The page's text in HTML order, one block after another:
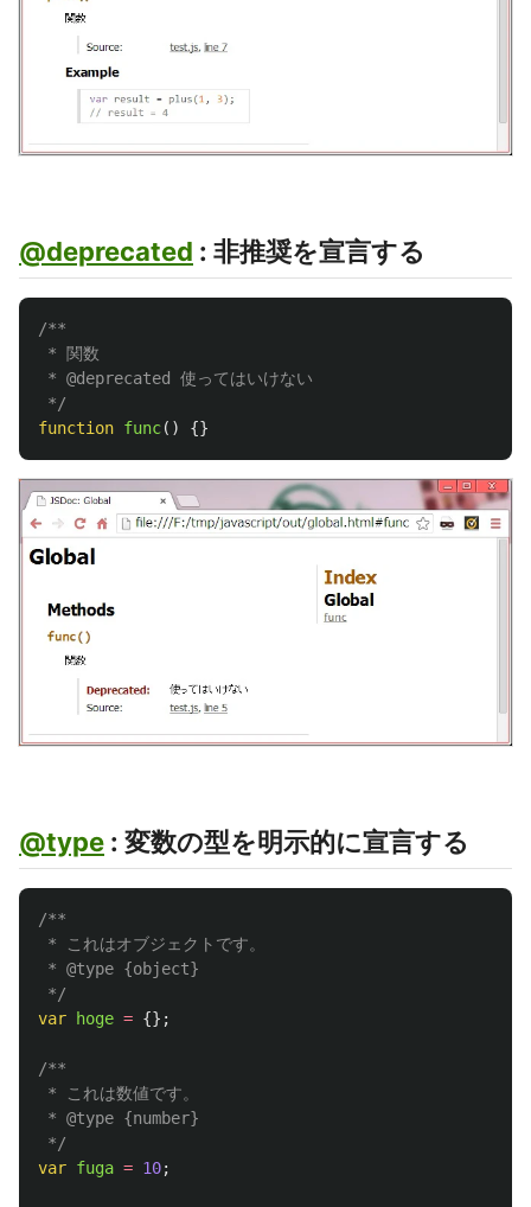
@deprecated : 非推奨を宣言する
/**
* 関数
* @deprecated 使ってはいけない
*/
function func() {}
@type : 変数の型を明示的に宣言する
/**
* これはオブジェクトです。
* @type {object}
*/
var
hoge = {};
/**
* これは数値です。
* @type {number}
*/
var fuga = 10;